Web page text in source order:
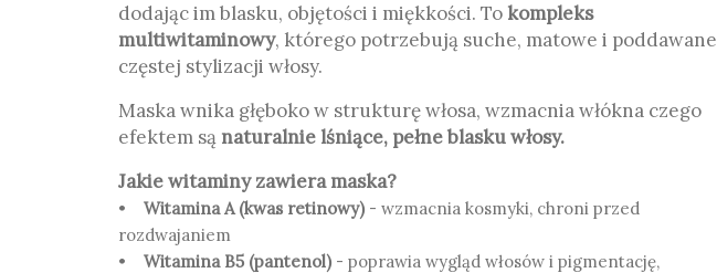
dodając im blasku, objętości i miękkości. To kompleks
multiwitaminowy, którego potrzebują suche, matowe i poddawane
częstej stylizacji włosy.
Maska wnika głęboko w strukturę włosa, wzmacnia włókna czego
efektem są naturalnie lśniące, pełne blasku włosy.
Jakie witaminy zawiera maska?
• Witamina A (kwas retinowy) - wzmacnia kosmyki, chroni przed
rozdwajaniem
• Witamina B5 (pantenol) - poprawia wygląd włosów i pigmentację,